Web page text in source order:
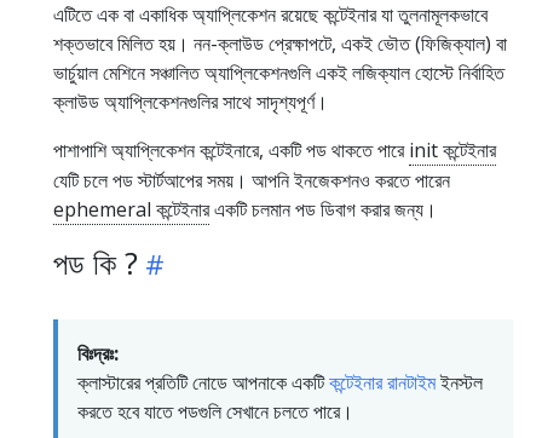
এটিতে এক বা একাধিক অ্যাপ্লিকেশন রয়েছে কন্টেইনার যা তুলনামূলকভাবে
শক্তভাবে মিলিত হয়। নন-ক্লাউড প্রেক্ষাপটে, একই ভৌত (ফিজিক্যাল) বা
ভার্চুয়াল মেশিনে সঞ্চালিত অ্যাপ্লিকেশনগুলি একই লজিক্যাল হোস্টে নির্বাহিত
ক্লাউড অ্যাপ্লিকেশনগুলির সাথে সাদৃশ্যপূর্ণ।
পাশাপাশি অ্যাপ্লিকেশন কন্টেইনারে, একটি পড থাকতে পারেinit কন্টেইনার
যেটি চলে পড স্টার্টআপের সময়। আপনি ইনজেকশনও করতে পারেন
ephemeral কন্টেইনারএকটি চলমান পড ডিবাগ করার জন্য।
পড কি ?
বিঃদ্রঃ:
ক্লাস্টারের প্রতিটি নোডে আপনাকে একটিকন্টেইনার রানটাইমইনস্টল
করতে হবে যাতে পডগুলি সেখানে চলতে পারে।